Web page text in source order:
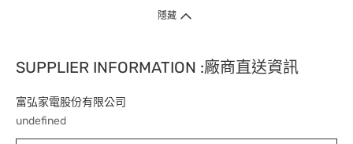
隱藏
SUPPLIER INFORMATION :廠商直送資訊
富弘家電股份有限公司
undefined